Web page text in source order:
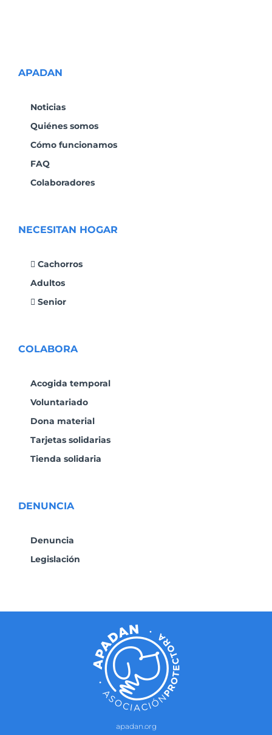
APADAN
Noticias
Quiénes somos
Cómo funcionamos
FAQ
Colaboradores
NECESITAN HOGAR
Cachorros
Adultos
Senior
COLABORA
Acogida temporal
Voluntariado
Dona material
Tarjetas solidarias
Tienda solidaria
DENUNCIA
Denuncia
Legislación
apadan.org